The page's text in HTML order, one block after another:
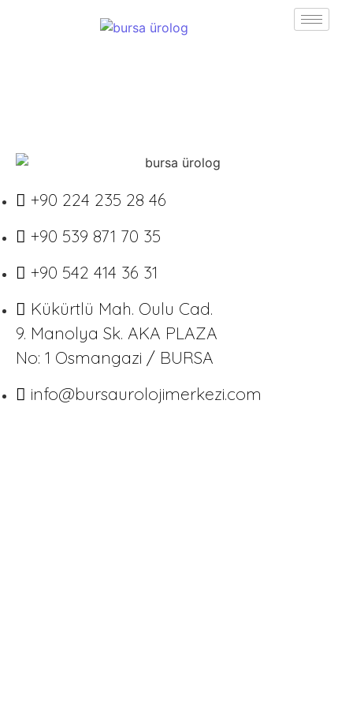
+90 224 235 28 46
+90 539 871 70 35
+90 542 414 36 31
Kükürtlü Mah. Oulu Cad.
9. Manolya Sk. AKA PLAZA
No: 1 Osmangazi / BURSA
info@bursaurolojimerkezi.com